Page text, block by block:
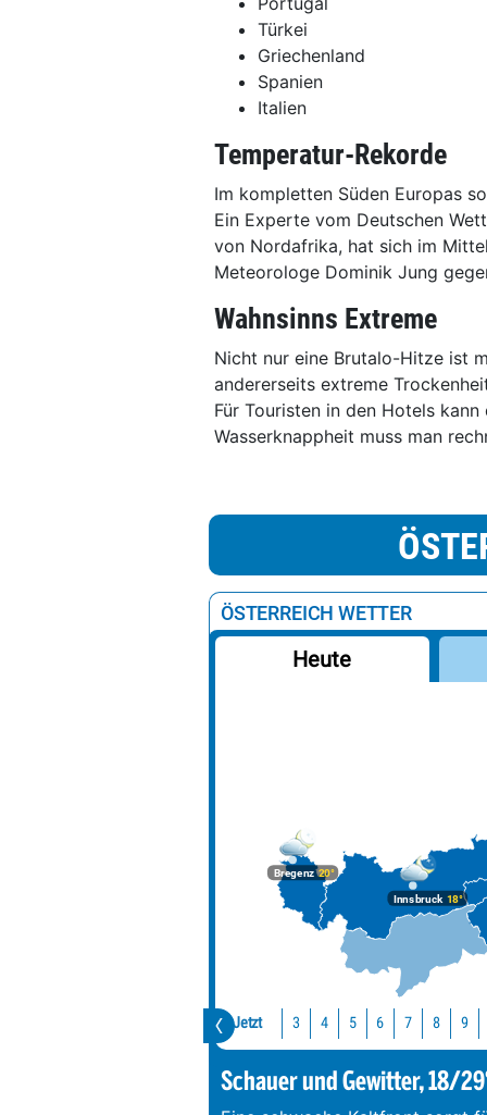
Türkei
Griechenland
Spanien
Italien
Temperatur-Rekorde
Im kompletten Süden Europas
Ein Experte vom Deutschen
von Nordafrika, hat sich im
Meteorologe Dominik Jung
Wahnsinns Extreme
Nicht nur eine Brutalo-Hitze ist
andererseits extreme
Für Touristen in den Hotels
Wasserknappheit muss man
ÖSTERREICH WETTER
Heute
Bregenz20°
Innsbruck18°
Jetzt
Schauer und Gewitter, 18/